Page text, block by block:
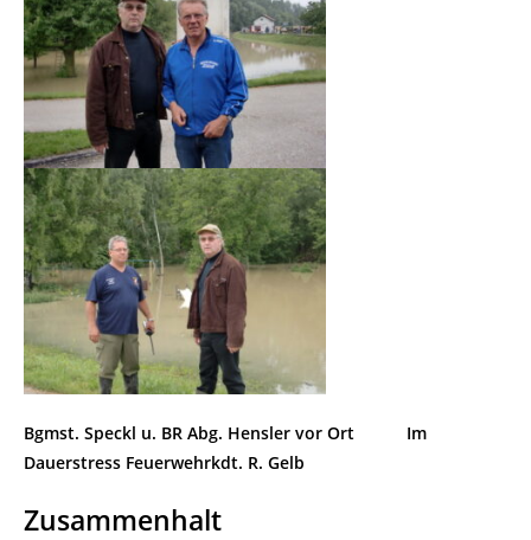
Bgmst. Speckl u. BR Abg. Hensler vor Ort
Im
Dauerstress Feuerwehrkdt. R. Gelb
Zusammenhalt